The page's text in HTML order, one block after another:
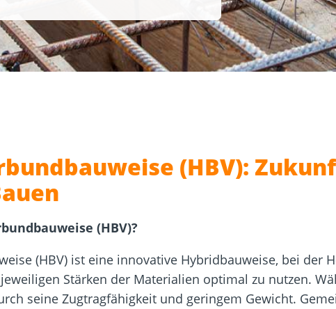
und Dach und Fassade
Schraubenfinder
(HBV):
(HBV)?
(HBV) ist eine innovative Hybridbauweise, bei der
Stärken der Materialien optimal zu nutzen.
seine Zugtragfähigkeit und geringem Gewicht.